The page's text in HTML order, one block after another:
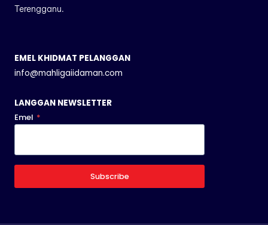
Terengganu.
EMEL KHIDMAT PELANGGAN
info@mahligaiidaman.com
LANGGAN NEWSLETTER
Emel *
Subscribe